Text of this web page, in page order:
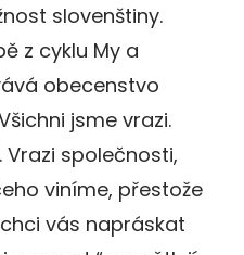
slovenštiny.
z cyklu My a
obecenstvo
jsme vrazi.
společnosti,
viníme, přestože
vás napráskat